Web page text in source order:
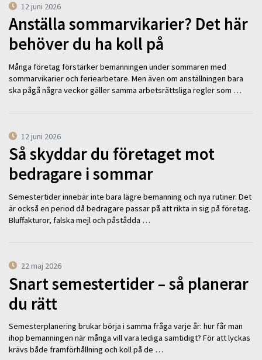
12 juni 2026
Anställa sommarvikarier? Det här
behöver du ha koll på
Många företag förstärker bemanningen under sommaren med
sommarvikarier och feriearbetare. Men även om anställningen bara
ska pågå några veckor gäller samma arbetsrättsliga regler som …
12 juni 2026
Så skyddar du företaget mot
bedragare i sommar
Semestertider innebär inte bara lägre bemanning och nya rutiner. Det
är också en period då bedragare passar på att rikta in sig på företag.
Bluffakturor, falska mejl och påstådda …
22 maj 2026
Snart semestertider – så planerar
du rätt
Semesterplanering brukar börja i samma fråga varje år: hur får man
ihop bemanningen när många vill vara lediga samtidigt? För att lyckas
krävs både framförhållning och koll på de …